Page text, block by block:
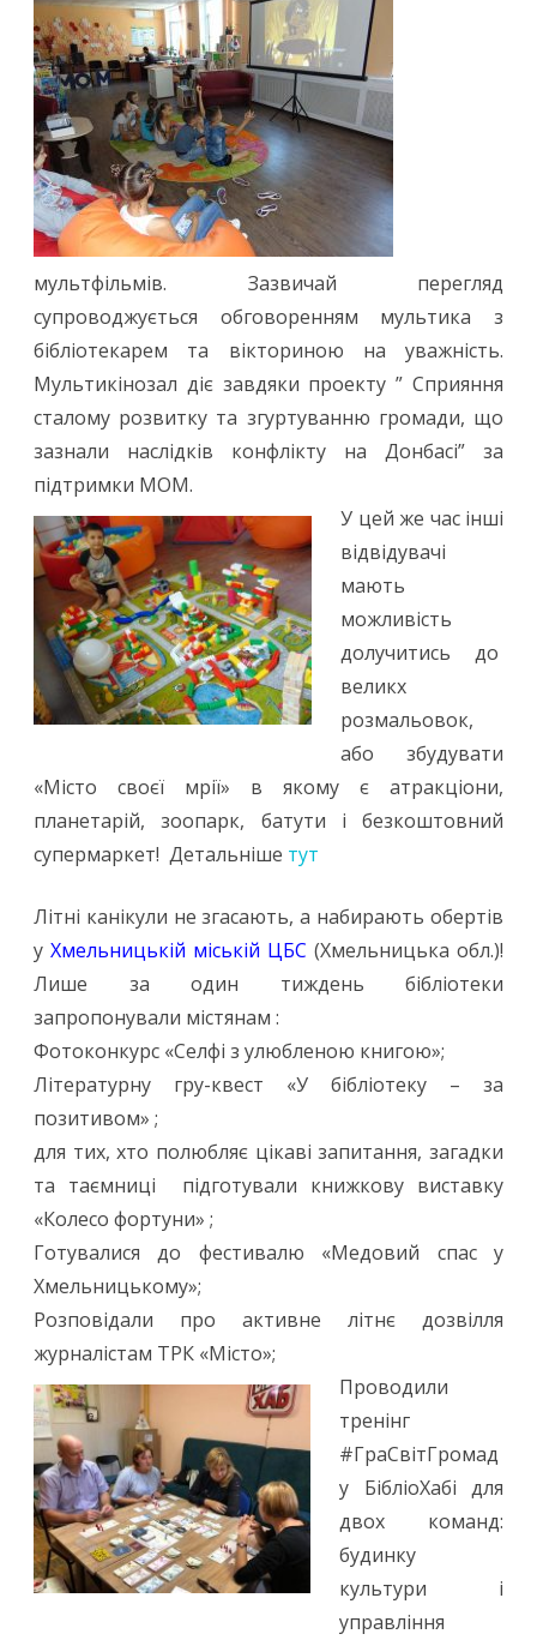
мультфільмів. Зазвичай перегляд
супроводжується обговоренням мультика з
бібліотекарем та вікториною на уважність.
Мультикінозал діє завдяки проекту ” Сприяння
сталому розвитку та згуртуванню громади, що
зазнали наслідків конфлікту на Донбасі” за
підтримки МОМ.
У цей же час інші
відвідувачі
мають
можливість
долучитись до
великх
розмальовок,
або збудувати
«Місто своєї мрії» в якому є атракціони,
планетарій, зоопарк, батути і безкоштовний
супермаркет! Детальніше тут
Літні канікули не згасають, а набирають обертів
у Хмельницькій міській ЦБС (Хмельницька обл.)!
Лише за один тиждень бібліотеки
запропонували містянам :
Фотоконкурс «Селфі з улюбленою книгою»;
Літературну гру-квест «У бібліотеку – за
позитивом» ;
для тих, хто полюбляє цікаві запитання, загадки
та таємниці підготували книжкову виставку
«Колесо фортуни» ;
Готувалися до фестивалю «Медовий спас у
Хмельницькому»;
Розповідали про активне літнє дозвілля
журналістам ТРК «Місто»;
Проводили
тренінг
#ГраСвітГромад
у БібліоХабі для
двох команд:
будинку
культури і
управління